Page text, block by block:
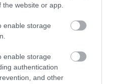
website or app.
enable storage
enable storage
authentication
and other